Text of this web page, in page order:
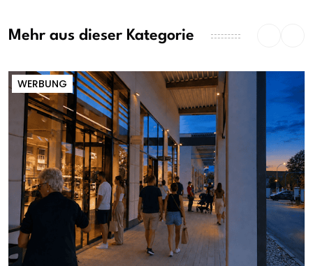
Mehr aus dieser Kategorie
WERBUNG